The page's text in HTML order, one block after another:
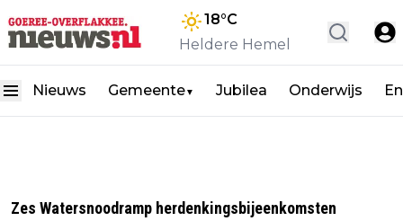
18°C
Heldere Hemel
Nieuws Gemeente▼ Jubilea Onderwijs
Zes Watersnoodramp herdenkingsbijeenkomsten